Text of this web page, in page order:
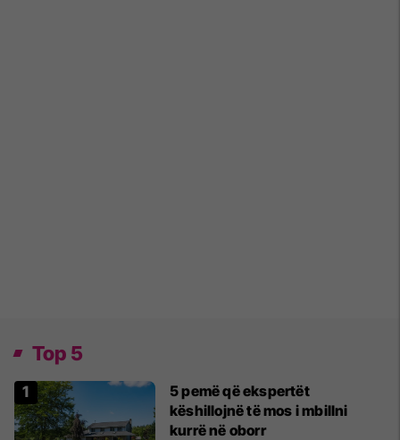
Top 5
5 pemë që ekspertët
këshillojnë të mos i mbillni
kurrë në oborr